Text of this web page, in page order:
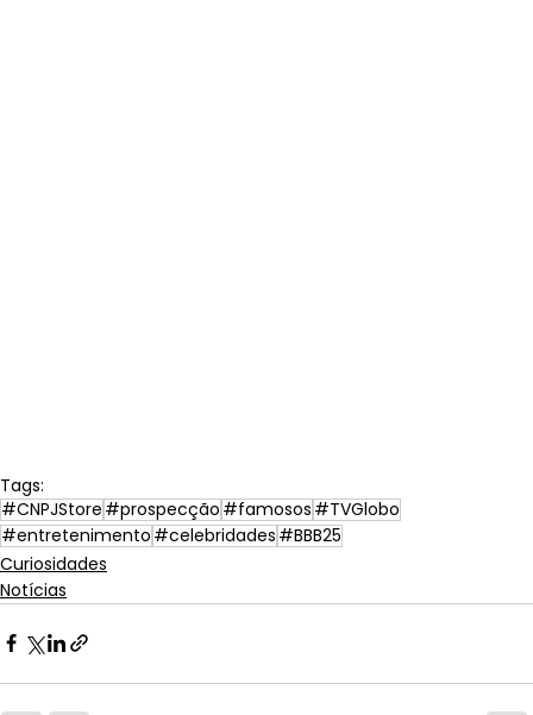
Tags:
#CNPJStore #prospecção #famosos #TVGlobo
#entretenimento #celebridades #BBB25
Curiosidades
Notícias